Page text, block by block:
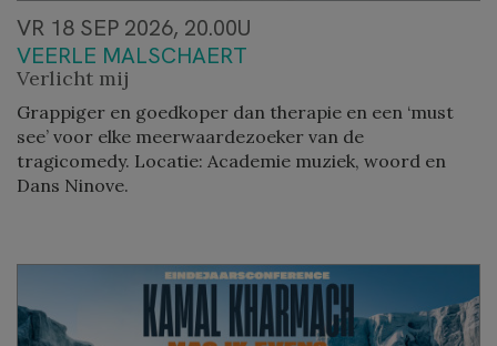
VR 18 SEP 2026, 20.00U
VEERLE MALSCHAERT
Verlicht mij
Grappiger en goedkoper dan therapie en een ‘must
see’ voor elke meerwaardezoeker van de
tragicomedy. Locatie: Academie muziek, woord en
Dans Ninove.